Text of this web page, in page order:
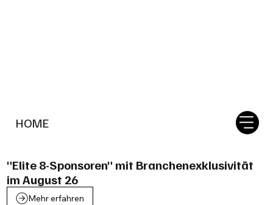
HOME
"Elite 8-Sponsoren" mit Branchenexklusivität
im August 26
Mehr erfahren